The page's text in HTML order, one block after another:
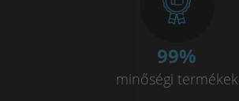
100%
minőségi termékek